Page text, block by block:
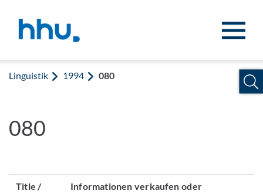
Linguistik 1994 080
080
Title /
Informationen verkaufen oder